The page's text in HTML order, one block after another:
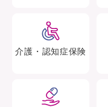
介護・認知症保険